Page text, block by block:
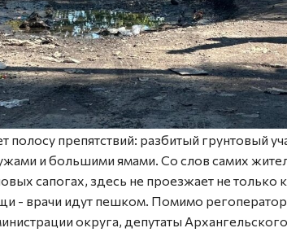
препятствий: разбитый грунтовый
и большими ямами. Со слов самих
сапогах, здесь не проезжает не только
- врачи идут пешком. Помимо
округа, депутаты